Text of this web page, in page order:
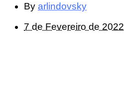
By arlindovsky
7 de Fevereiro de 2022